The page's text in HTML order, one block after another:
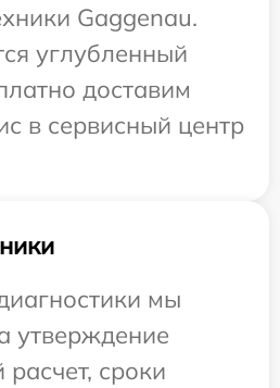
Gaggenau.
углубленный
доставим
в сервисный центр
мы
утверждение
сроки